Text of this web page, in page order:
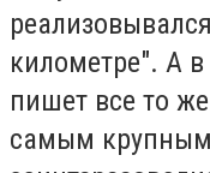
километре". А
пишет все то
самым